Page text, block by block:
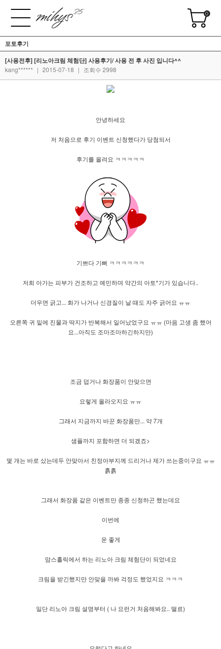
0
포토후기
[사용전후] [리노아크림 체험단] 사용후기/ 사용 전 후 사진 입니다^^
kang****** | 2015-07-18 | 조회수 2998
안녕하세요
저 처음으로 후기 이벤트 신청했다가 당첨되서
후기를 올려요 ㅋㅋㅋㅋㅋ
기쁘다 기뻐 ㅋㅋㅋㅋㅋㅋ
저희 아가는 피부가 건조하고 예민하며 약간의 아토*기가 있습니다..
더우면 긁고... 화가 나거나 신경질이 날 때도 자주 긁어요 ㅠㅠ
오른쪽 귀 밑에 진물과 딱지가 반복해서 일어났었구요 ㅠㅠ (마음 고생 좀 했어
요...아직도 조마조마하긴하지만)
조금 덥거나 화장품이 안맞으면
요렇게 올라오지요 ㅠㅠ
그래서 지금까지 바꾼 화장품만... 약 7개
샘플까지 포함하면 더 되겠죠>
몇 개는 바로 샀는데두 안맞아서 친정아부지께 드리거나 제가 쓰는중이구요 ㅠㅠ
흙흙
그래서 화장품 같은 이벤트만 종종 신청하곤 했는데요
이번에
운 좋게
맘스홀릭에서 하는 리노아 크림 체험단이 되었네요
크림을 받긴했지만 안맞을 까봐 걱정도 했었지요 ㅋㅋㅋ
일단 리노아 크림 설명부터 ( 나 요런거 처음해봐요.. 떨료)